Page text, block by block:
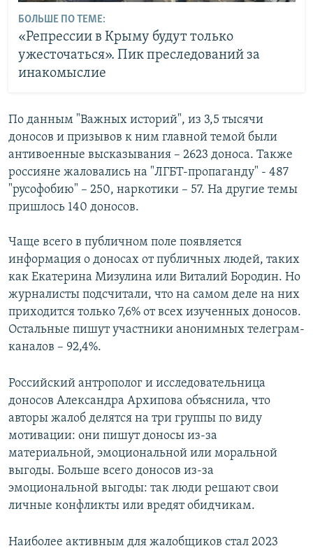
БОЛЬШЕ ПО ТЕМЕ:
«Репрессии в Крыму будут только
ужесточаться». Пик преследований за
инакомыслие
По данным "Важных историй", из 3,5 тысячи
доносов и призывов к ним главной темой были
антивоенные высказывания – 2623 доноса. Также
россияне жаловались на "ЛГБТ-пропаганду" - 487
"русофобию" – 250, наркотики – 57. На другие темы
пришлось 140 доносов.
Чаще всего в публичном поле появляется
информация о доносах от публичных людей, таких
как Екатерина Мизулина или Виталий Бородин. Но
журналисты подсчитали, что на самом деле на них
приходится только 7,6% от всех изученных доносов.
Остальные пишут участники анонимных телеграм-
каналов – 92,4%.
Российский антрополог и исследовательница
доносов Александра Архипова объяснила, что
авторы жалоб делятся на три группы по виду
мотивации: они пишут доносы из-за
материальной, эмоциональной или моральной
выгоды. Больше всего доносов из-за
эмоциональной выгоды: так люди решают свои
личные конфликты или вредят обидчикам.
Наиболее активным для жалобщиков стал 2023